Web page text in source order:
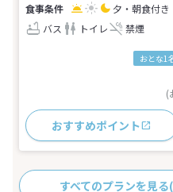
夕・朝食付き
バス
トイレ 禁煙
おとな1
(
おすすめポイント
すべてのプランを見る